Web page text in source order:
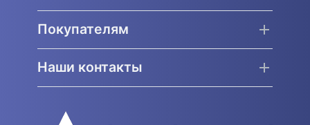
Покупателям
Наши контакты